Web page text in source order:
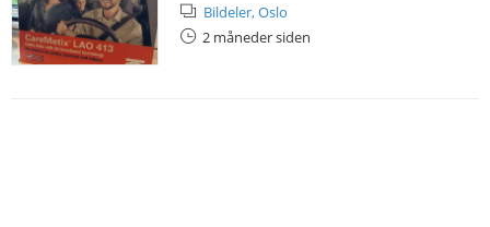
Bildeler,Oslo
2 måneder siden